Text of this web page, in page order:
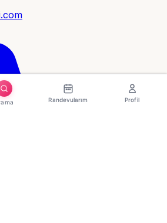
Randevularım Profil